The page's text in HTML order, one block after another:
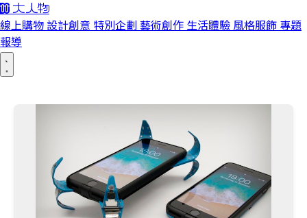
線上購物 設計創意 特別企劃 藝術創作 生活體驗 風格服飾 專題
報導